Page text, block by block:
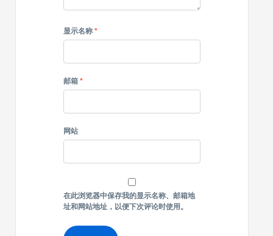
显示名称 *
邮箱 *
网站
在此浏览器中保存我的显示名称、邮箱地
址和网站地址，以便下次评论时使用。